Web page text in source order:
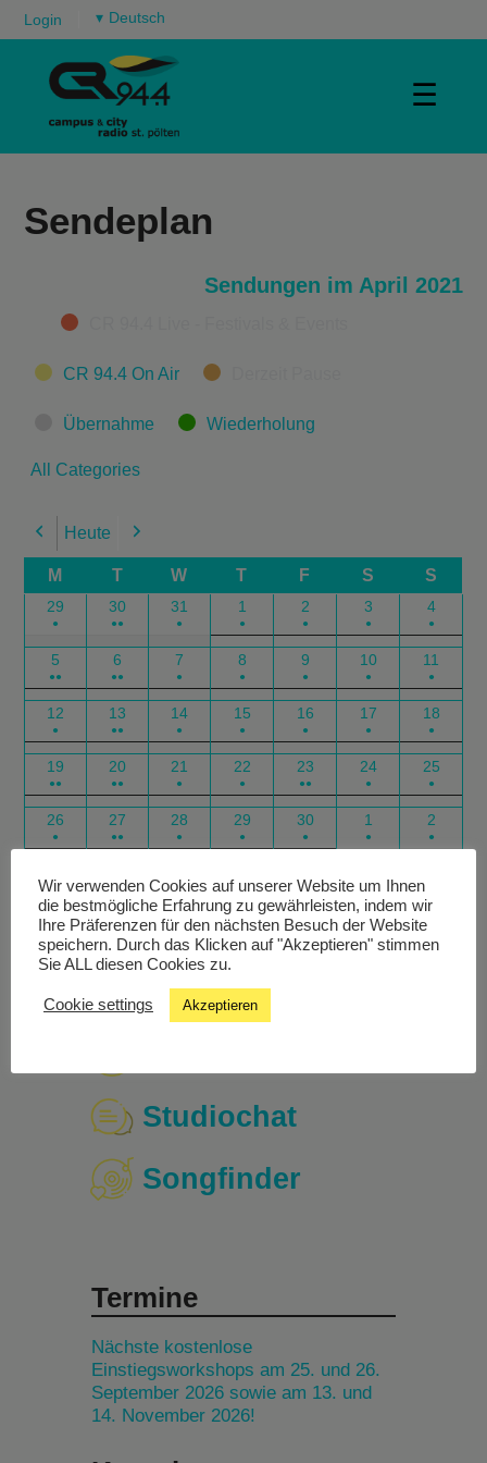
Login ▾
☰
Sendeplan
Sendungen im April 2021
Categories
CR 94.4 On Air
Übernahme Wiederholung
All Categories
Previous
Heute Next
M T W T F S S
29
●
30
●●
31
●
1
●
2
●
3
●
4
●
5
●●
6
●●
7
●
8
●
9
●
10
●
11
●
12
●
13
●●
14
●
15
●
16
●
17
●
18
●
19
●●
20
●●
21
●
22
●
23
●●
24
●
25
●
26
●
27
●●
28
●
29
●
30
●
1
●
2
●
Subscribe
in
Google
Subscribe
in
Outlook
Export
for
Google
Export
for
Outlook
Studiochat
Songfinder
Termine
Nächste kostenlose
Einstiegsworkshops am 25. und 26.
September 2026 sowie am 13. und
14. November 2026!
Wir verwenden Cookies auf unserer Website um Ihnen
die bestmögliche Erfahrung zu gewährleisten, indem wir
Ihre Präferenzen für den nächsten Besuch der Website
speichern. Durch das Klicken auf "Akzeptieren" stimmen
Sie ALL diesen Cookies zu.
Cookie settings Akzeptieren